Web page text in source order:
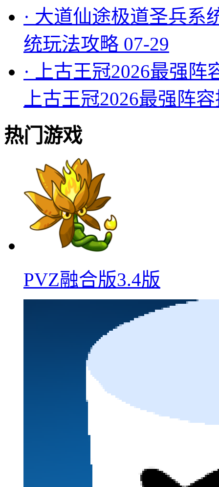
· 大道仙途极道圣兵系
统玩法攻略 07-29
·
上古王冠2026最强
上古王冠2026最强阵
热门游戏
PVZ融合版3.4版